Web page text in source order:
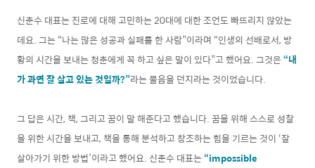
신춘수 대표는 진로에 대해 고민하는 20대에 대한 조언도 빠뜨리지 않았는
데요. 그는 “나는 많은 성공과 실패를 한 사람”이라며 “인생의 선배로서, 방
황의 시간을 보내는 청춘에게 꼭 하고 싶은 말이 있다”고 했어요. 그것은“내
가 과연 잘 살고 있는 것일까?”라는 물음을 던지라는 것이었습니다.
그 답은 시간, 책, 그리고 꿈이 말 해준다고 했습니다. 꿈을 위해 스스로 성찰
을 위한 시간을 보내고, 책을 통해 분석하고 창조하는 힘을 기르는 것이 ‘잘
살아가기 위한 방법’이라고 했어요. 신춘수 대표는“impossible